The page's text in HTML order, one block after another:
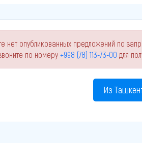
нет опубликованных предложений по
по номеру +998 (78) 113-73-00 для
Из